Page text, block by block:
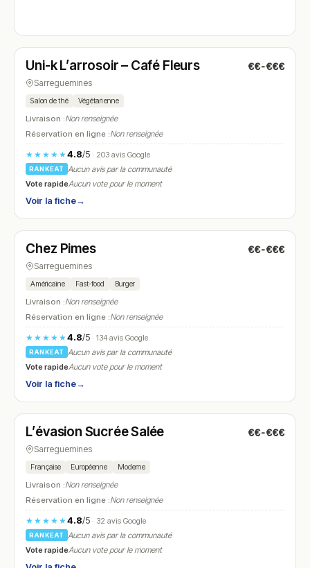
N° 4
Uni-k L’arrosoir – Café Fleurs €€-€€€
Sarreguemines
Salon de thé Végétarienne
Livraison :Non renseignée
Réservation en ligne :Non renseignée
★★★★★4.8/5· 203 avis Google
RANKEAT
Aucun avis par la communauté
Vote rapideAucun vote pour le moment
Voir la fiche→
N° 5
Chez Pimes €€-€€€
Sarreguemines
Américaine Fast-food Burger
Livraison :Non renseignée
Réservation en ligne :Non renseignée
★★★★★4.8/5· 134 avis Google
RANKEAT
Aucun avis par la communauté
Vote rapideAucun vote pour le moment
Voir la fiche→
N° 6
L’évasion Sucrée Salée €€-€€€
Sarreguemines
Française Européenne Moderne
Livraison :Non renseignée
Réservation en ligne :Non renseignée
★★★★★4.8/5· 32 avis Google
RANKEAT
Aucun avis par la communauté
Vote rapideAucun vote pour le moment